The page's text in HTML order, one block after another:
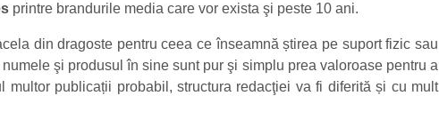
printre brandurile media care vor exista şi peste 10 ani.
din dragoste pentru ceea ce înseamnă știrea pe suport fizic sau
şi produsul în sine sunt pur şi simplu prea valoroase pentru a
multor publicații probabil, structura redacţiei va fi diferită și cu mult